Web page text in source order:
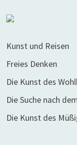
Kunst und Reisen
Freies Denken
Die Kunst des
Die Suche nach
Die Kunst des